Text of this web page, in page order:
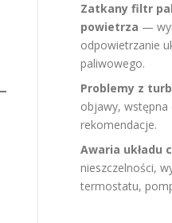
Zatkany filtr
powietrza —
odpowietrzanie
paliwowego.
Problemy z
objawy, wstępna
rekomendacje.
Awaria układu
nieszczelności,
termostatu,